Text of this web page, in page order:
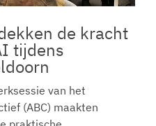
de kracht
tijdens
van het
(ABC) maakten